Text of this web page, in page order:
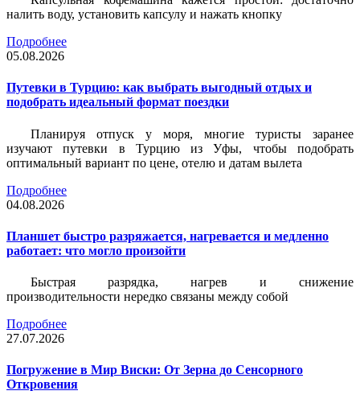
налить воду, установить капсулу и нажать кнопку
Подробнее
05.08.2026
Путевки в Турцию: как выбрать выгодный отдых и
подобрать идеальный формат поездки
Планируя отпуск у моря, многие туристы заранее
изучают путевки в Турцию из Уфы, чтобы подобрать
оптимальный вариант по цене, отелю и датам вылета
Подробнее
04.08.2026
Планшет быстро разряжается, нагревается и медленно
работает: что могло произойти
Быстрая разрядка, нагрев и снижение
производительности нередко связаны между собой
Подробнее
27.07.2026
Погружение в Мир Виски: От Зерна до Сенсорного
Откровения